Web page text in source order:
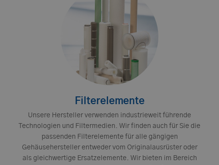
Filterelemente
Unsere Hersteller verwenden industrieweit führende
Technologien und Filtermedien. Wir finden auch für Sie die
passenden Filterelemente für alle gängigen
Gehäusehersteller entweder vom Originalausrüster oder
als gleichwertige Ersatzelemente. Wir bieten im Bereich